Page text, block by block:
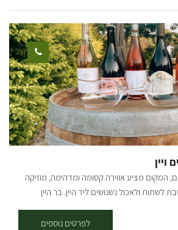
וכעת, כשהכל חדש, רענן ומלא תקווה,
"אלדאה" פותחת מחדש את שעריה לקהל הרחב. 23 החדרים מתאימים
תיירותיות בקרבת הקיבוץ - גרין פאב,
מצפור סיבוני ועוד כל מה שיש לנו פה בסביבה.
מחכים לכם בהתרגשות גדולה :) [gallery columns="5"
ויין
עם, המקום מציע אווירה קסומה ומדהימה, מוזיקה
לשתות ולאכול נשנושים ליד היין. בר היין
גדולה ליין ולאנשים טובים. המטרה המרכזית
לפרטים נוספים